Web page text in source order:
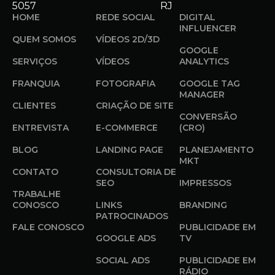
5057 RJ
HOME
QUEM SOMOS
SERVIÇOS
FRANQUIA
CLIENTES
ENTREVISTA
BLOG
CONTATO
TRABALHE
CONOSCO
FALE CONOSCO
REDE SOCIAL
VÍDEOS 2D/3D
VÍDEOS
FOTOGRAFIA
CRIAÇÃO DE SITE
E-COMMERCE
LANDING PAGE
CONSULTORIA DE
SEO
LINKS
PATROCINADOS
GOOGLE ADS
SOCIAL ADS
DIGITAL
INFLUENCER
GOOGLE
ANALYTICS
GOOGLE TAG
MANAGER
CONVERSÃO
(CRO)
PLANEJAMENTO
MKT
IMPRESSOS
BRANDING
PUBLICIDADE EM
TV
PUBLICIDADE EM
RÁDIO